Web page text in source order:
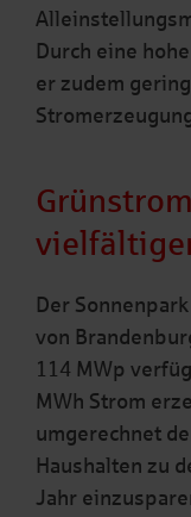
Durch eine
er zudem
Der
von
114 MWp
MWh Strom
umgerechnet
Haushalten zu
Jahr